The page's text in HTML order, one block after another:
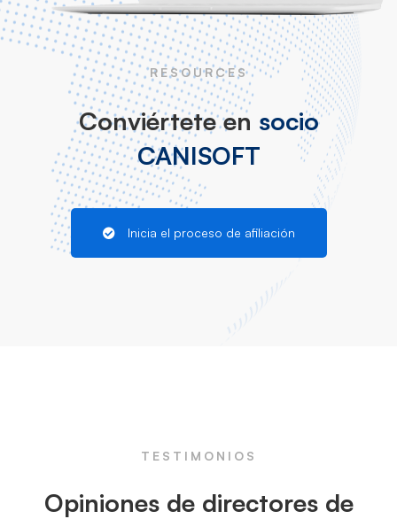
RESOURCES
Conviértete en socio
CANISOFT
Inicia el proceso de afiliación
TESTIMONIOS
Opiniones de directores de